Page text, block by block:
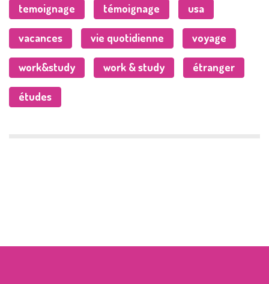
temoignage témoignage usa
vacances vie quotidienne voyage
work&study work & study étranger
études